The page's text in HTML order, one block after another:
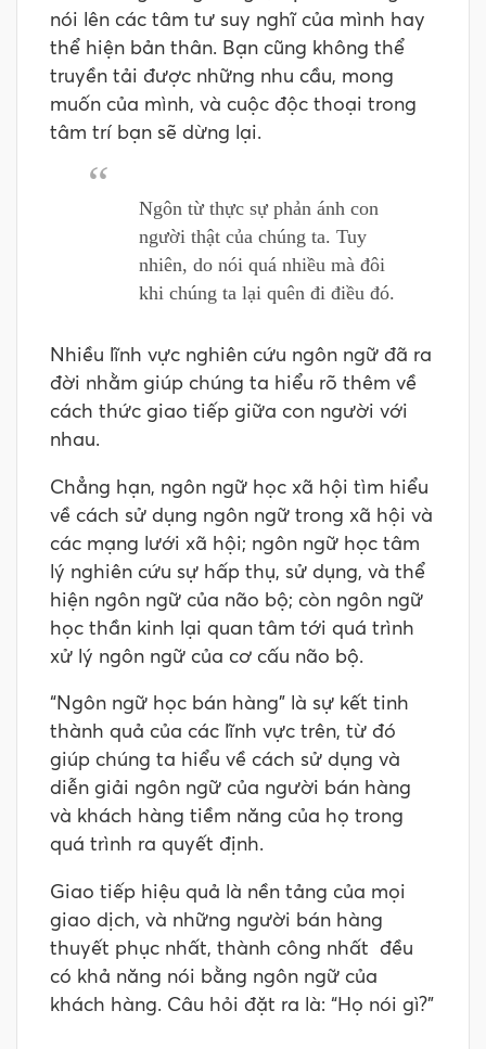
nói lên các tâm tư suy nghĩ của mình hay
thể hiện bản thân. Bạn cũng không thể
truyền tải được những nhu cầu, mong
muốn của mình, và cuộc độc thoại trong
tâm trí bạn sẽ dừng lại.
Ngôn từ thực sự phản ánh con
người thật của chúng ta. Tuy
nhiên, do nói quá nhiều mà đôi
khi chúng ta lại quên đi điều đó.
Nhiều lĩnh vực nghiên cứu ngôn ngữ đã ra
đời nhằm giúp chúng ta hiểu rõ thêm về
cách thức giao tiếp giữa con người với
nhau.
Chẳng hạn, ngôn ngữ học xã hội tìm hiểu
về cách sử dụng ngôn ngữ trong xã hội và
các mạng lưới xã hội; ngôn ngữ học tâm
lý nghiên cứu sự hấp thụ, sử dụng, và thể
hiện ngôn ngữ của não bộ; còn ngôn ngữ
học thần kinh lại quan tâm tới quá trình
xử lý ngôn ngữ của cơ cấu não bộ.
“Ngôn ngữ học bán hàng” là sự kết tinh
thành quả của các lĩnh vực trên, từ đó
giúp chúng ta hiểu về cách sử dụng và
diễn giải ngôn ngữ của người bán hàng
và khách hàng tiềm năng của họ trong
quá trình ra quyết định.
Giao tiếp hiệu quả là nền tảng của mọi
giao dịch, và những người bán hàng
thuyết phục nhất, thành công nhất đều
có khả năng nói bằng ngôn ngữ của
khách hàng. Câu hỏi đặt ra là: “Họ nói gì?”